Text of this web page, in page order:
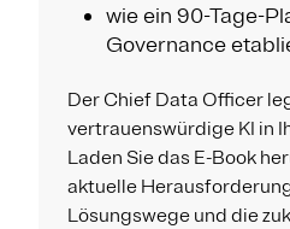
wie ein 90-Tage-
Governance
Der Chief Data Officer
vertrauenswürdige KI in
Laden Sie das E-Book
aktuelle
Lösungswege und die